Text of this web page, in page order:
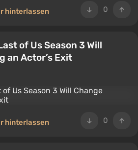
0
hinterlassen
of Us Season 3 Will
an Actor’s Exit
0
hinterlassen